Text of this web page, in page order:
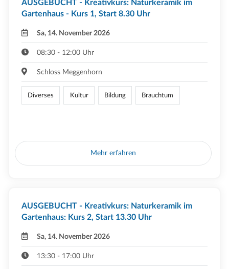
AUSGEBUCHT - Kreativkurs: Naturkeramik im
Gartenhaus - Kurs 1, Start 8.30 Uhr
Sa, 14. November 2026
08:30 - 12:00 Uhr
Schloss Meggenhorn
Diverses Kultur Bildung Brauchtum
Mehr erfahren
AUSGEBUCHT - Kreativkurs: Naturkeramik im
Gartenhaus: Kurs 2, Start 13.30 Uhr
Sa, 14. November 2026
13:30 - 17:00 Uhr